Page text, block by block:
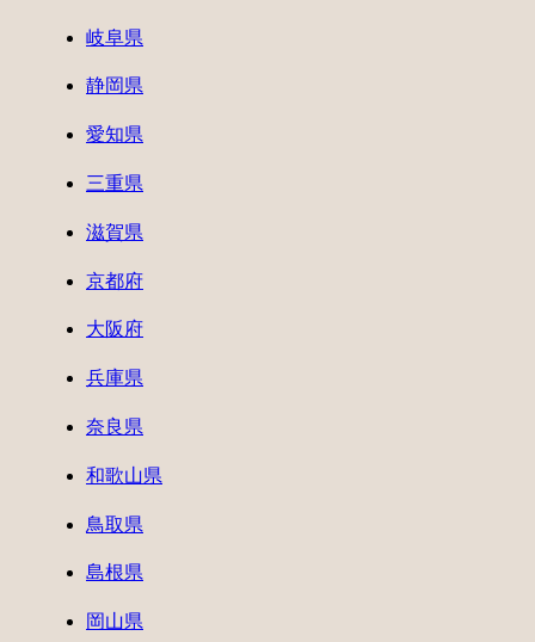
岐阜県
静岡県
愛知県
三重県
滋賀県
京都府
大阪府
兵庫県
奈良県
和歌山県
鳥取県
島根県
岡山県